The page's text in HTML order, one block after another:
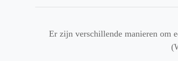
Er zijn verschillende manieren om